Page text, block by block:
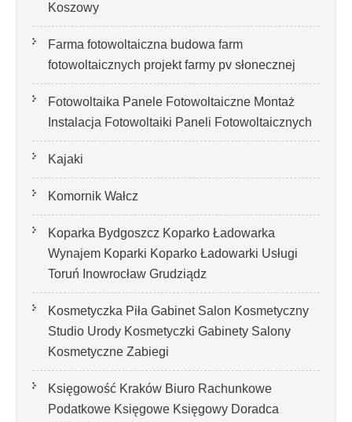
Koszowy
Farma fotowoltaiczna budowa farm
fotowoltaicznych projekt farmy pv słonecznej
Fotowoltaika Panele Fotowoltaiczne Montaż
Instalacja Fotowoltaiki Paneli Fotowoltaicznych
Kajaki
Komornik Wałcz
Koparka Bydgoszcz Koparko Ładowarka
Wynajem Koparki Koparko Ładowarki Usługi
Toruń Inowrocław Grudziądz
Kosmetyczka Piła Gabinet Salon Kosmetyczny
Studio Urody Kosmetyczki Gabinety Salony
Kosmetyczne Zabiegi
Księgowość Kraków Biuro Rachunkowe
Podatkowe Księgowe Księgowy Doradca